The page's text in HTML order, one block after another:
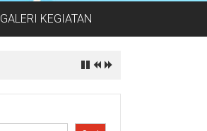
GALERI KEGIATAN